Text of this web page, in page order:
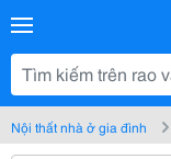
Nội thất nhà ở gia đình